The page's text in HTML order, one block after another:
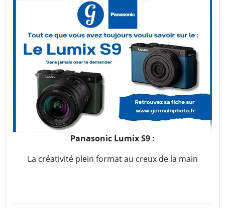
Panasonic Lumix S9 :
La créativité plein format au creux de la main